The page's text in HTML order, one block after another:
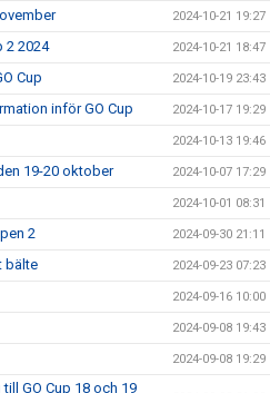
2024-10-21 19:27
2 2024 2024-10-21 18:47
Cup 2024-10-19 23:43
inför GO Cup 2024-10-17 19:29
2024-10-13 19:46
19-20 oktober 2024-10-07 17:29
2024-10-01 08:31
2 2024-09-30 21:11
bälte 2024-09-23 07:23
2024-09-16 10:00
2024-09-08 19:43
2024-09-08 19:29
GO Cup 18 och 19